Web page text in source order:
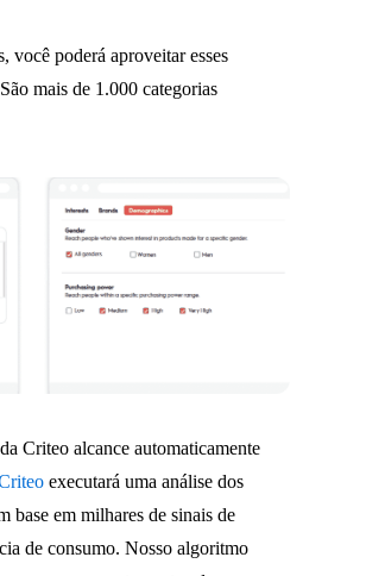
você poderá aproveitar esses
mais de 1.000 categorias
Criteo alcance automaticamente
executará uma análise dos
base em milhares de sinais de
de consumo. Nosso algoritmo